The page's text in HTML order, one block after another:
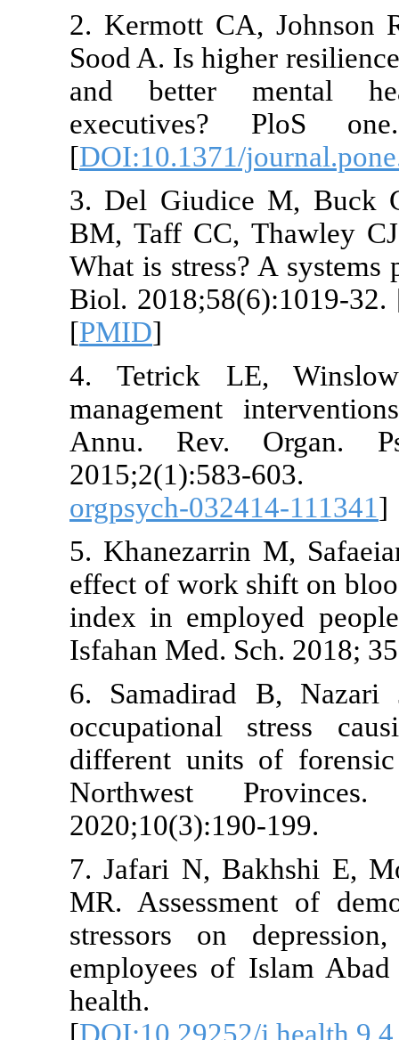
2. Kermott
Sood A. Is
and
[
3. Del
BM, Taff
What is
Biol.
4. Tetrick
Annu.
orgpsych-
5.
effect of
index in
Isfahan
6.
different
7. Jafari N,
MR.
stressors
employees